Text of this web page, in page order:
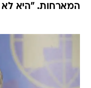
המארחות. "היא